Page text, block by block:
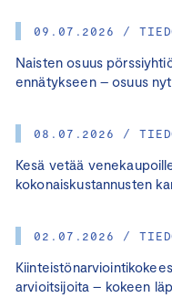
09.07.2026 /
Naisten osuus
ennätykseen – osuus
08.07.2026 /
Kesä vetää
kokonaiskustannusten
02.07.2026 /
arvioitsijoita – kokeen